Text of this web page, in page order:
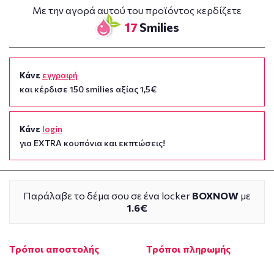
Με την αγορά αυτού του προϊόντος κερδίζετε
17 Smilies
Κάνε εγγραφή
και κέρδισε 150 smilies αξίας 1,5€
Κάνε login
για EXTRA κουπόνια και εκπτώσεις!
Παράλαβε το δέμα σου σε ένα locker BOXNOW με
1.6€
Τρόποι αποστολής Τρόποι πληρωμής